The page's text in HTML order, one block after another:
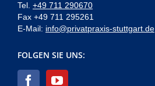
Tel. +49 711 290670
Fax +49 711 295261
E-Mail: info@privatpraxis-stuttgart.de
FOLGEN SIE UNS: